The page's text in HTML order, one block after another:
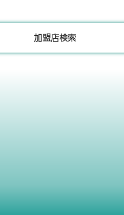
加盟店検索